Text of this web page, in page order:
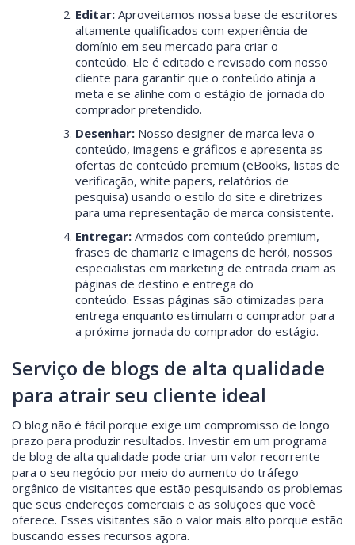
Editar: Aproveitamos nossa base de escritores
altamente qualificados com experiência de
domínio em seu mercado para criar o
conteúdo. Ele é editado e revisado com nosso
cliente para garantir que o conteúdo atinja a
meta e se alinhe com o estágio de jornada do
comprador pretendido.
Desenhar: Nosso designer de marca leva o
conteúdo, imagens e gráficos e apresenta as
ofertas de conteúdo premium (eBooks, listas de
verificação, white papers, relatórios de
pesquisa) usando o estilo do site e diretrizes
para uma representação de marca consistente.
Entregar: Armados com conteúdo premium,
frases de chamariz e imagens de herói, nossos
especialistas em marketing de entrada criam as
páginas de destino e entrega do
conteúdo. Essas páginas são otimizadas para
entrega enquanto estimulam o comprador para
a próxima jornada do comprador do estágio.
Serviço de blogs de alta qualidade
para atrair seu cliente ideal
O blog não é fácil porque exige um compromisso de longo
prazo para produzir resultados. Investir em um programa
de blog de alta qualidade pode criar um valor recorrente
para o seu negócio por meio do aumento do tráfego
orgânico de visitantes que estão pesquisando os problemas
que seus endereços comerciais e as soluções que você
oferece. Esses visitantes são o valor mais alto porque estão
buscando esses recursos agora.